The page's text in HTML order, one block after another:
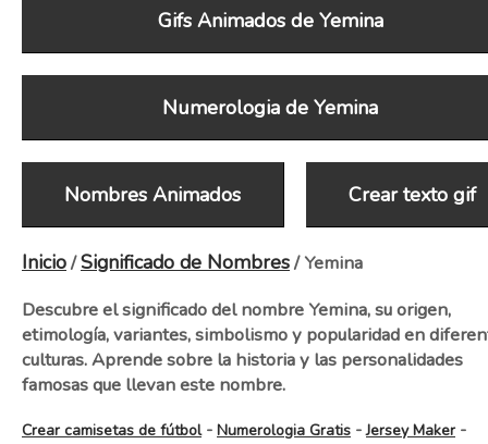
Gifs Animados de Yemina
Numerologia de Yemina
Nombres Animados Crear texto gif
Inicio/Significado de Nombres/ Yemina
Descubre el significado del nombre Yemina, su origen,
etimología, variantes, simbolismo y popularidad en
culturas. Aprende sobre la historia y las personalidades
famosas que llevan este nombre.
Crear camisetas de fútbol- Numerologia Gratis -Jersey Maker-